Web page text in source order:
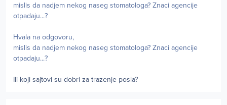
mislis da nadjem nekog naseg stomatologa? Znaci agencije
otpadaju...?
Hvala na odgovoru,
mislis da nadjem nekog naseg stomatologa? Znaci agencije
otpadaju...?
Ili koji sajtovi su dobri za trazenje posla?